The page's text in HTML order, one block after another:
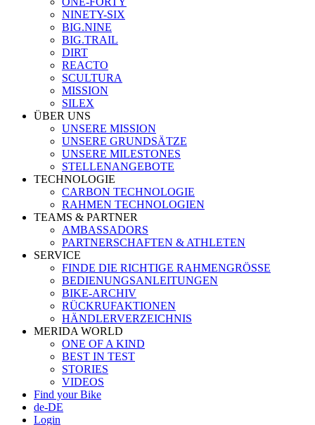
NINETY-SIX
BIG.NINE
BIG.TRAIL
DIRT
REACTO
SCULTURA
MISSION
SILEX
ÜBER UNS
UNSERE MISSION
UNSERE GRUNDSÄTZE
UNSERE MILESTONES
STELLENANGEBOTE
TECHNOLOGIE
CARBON TECHNOLOGIE
RAHMEN TECHNOLOGIEN
TEAMS & PARTNER
AMBASSADORS
PARTNERSCHAFTEN & ATHLETEN
SERVICE
FINDE DIE RICHTIGE RAHMENGRÖSSE
BEDIENUNGSANLEITUNGEN
BIKE-ARCHIV
RÜCKRUFAKTIONEN
HÄNDLERVERZEICHNIS
MERIDA WORLD
ONE OF A KIND
BEST IN TEST
STORIES
VIDEOS
Find your Bike
de-DE
Login